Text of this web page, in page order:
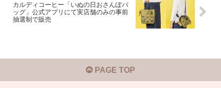
カルディコーヒー「いぬの日おさんぽバ
ッグ」公式アプリにて実店舗のみの事前
抽選制で販売
PAGE TOP